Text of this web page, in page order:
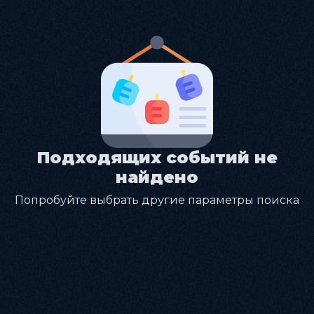
Подходящих событий не
найдено
Попробуйте выбрать другие параметры поиска